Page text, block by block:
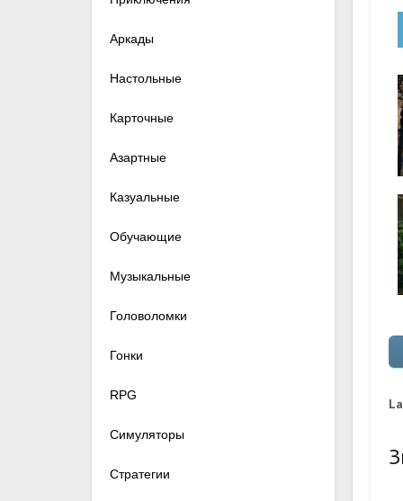
Аркады
Настольные
Карточные
Азартные
Казуальные
Обучающие
Музыкальные
Головоломки
Гонки
RPG
Симуляторы
Стратегии